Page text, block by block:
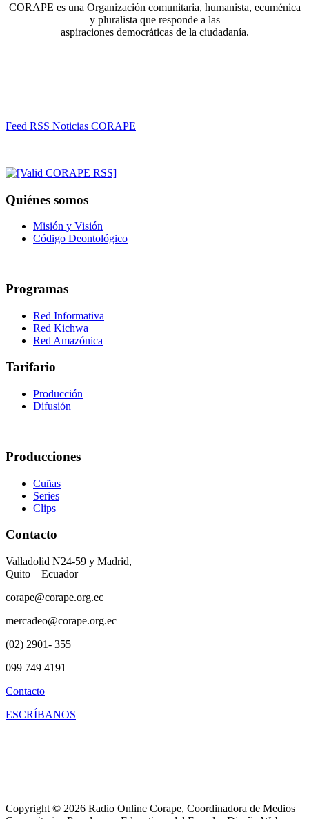
CORAPE es una Organización comunitaria, humanista, ecuménica
y pluralista que responde a las
aspiraciones democráticas de la ciudadanía.
Feed RSS Noticias CORAPE
Quiénes somos
Misión y Visión
Código Deontológico
Programas
Red Informativa
Red Kichwa
Red Amazónica
Tarifario
Producción
Difusión
Producciones
Cuñas
Series
Clips
Contacto
Valladolid N24-59 y Madrid,
Quito – Ecuador
corape@corape.org.ec
mercadeo@corape.org.ec
(02) 2901- 355
099 749 4191
Contacto
ESCRÍBANOS
Copyright © 2026 Radio Online Corape, Coordinadora de Medios